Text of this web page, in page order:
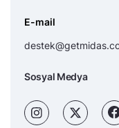
E-mail
Sosyal Medya